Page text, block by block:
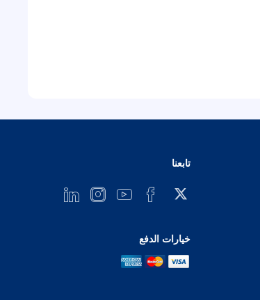
تابعنا
خيارات الدفع